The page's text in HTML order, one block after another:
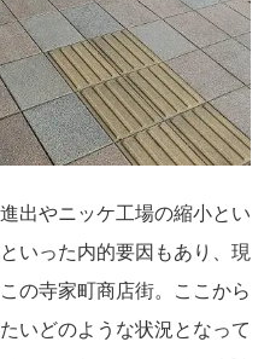
出やニッケ工場の縮小とい
いった内的要因もあり、現
の寺家町商店街。ここから
いどのような状況となって